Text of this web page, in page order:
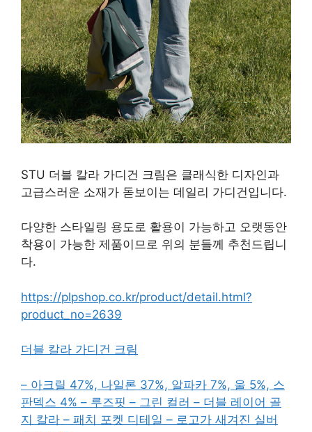
STU 더블 칼라 가디건 크림은 클래식한 디자인과
고급스러운 소재가 돋보이는 데일리 가디건입니다.
다양한 스타일링 용도로 활용이 가능하고 오랫동안
착용이 가능한 제품이므로 위의 분들께 추천드립니
다.
https://plpshop.co.kr/product/detail.html?
product_no=2639
더블 칼라 가디건 크림
– 아크릴 47%, 나일론 37%, 알파카 7%, 울 5%, 스
판덱스 4% – 루즈핏 – 그린 컬러 – 더블 레이어 골
지 칼라 – 패치 포켓 디테일 – 로고가 새겨진 실버